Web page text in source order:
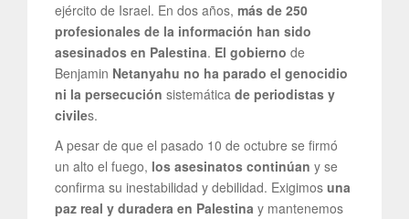
ejército de Israel. En dos años, más de 250
profesionales de la información han sido
asesinados en Palestina. El gobierno de
Benjamin Netanyahu no ha parado el genocidio
ni la persecución sistemática de periodistas y
civiles.
A pesar de que el pasado 10 de octubre se firmó
un alto el fuego, los asesinatos continúan y se
confirma su inestabilidad y debilidad. Exigimos una
paz real y duradera en Palestina y mantenemos